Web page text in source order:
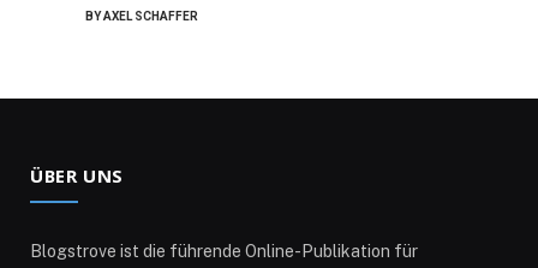
BYAXEL SCHAFFER
ÜBER UNS
Blogstrove ist die führende Online-Publikation für